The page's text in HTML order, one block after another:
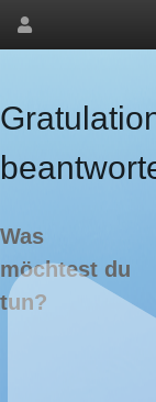
Was
möchtest du
tun?